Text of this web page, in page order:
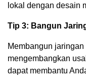
lokal dengan desain
Tip 3: Bangun
Membangun
mengembangkan
dapat membantu